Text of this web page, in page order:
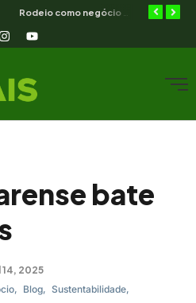
bate
14, 2025
, Blog, Sustentabilidade,